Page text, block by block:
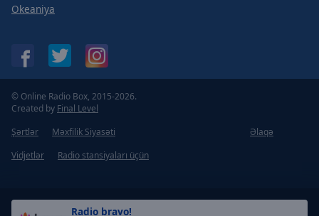
Radio bravo!
Okeaniya
© Online Radio Box, 2015-2026.
Created by Final Level
Şərtlər
Məxfilik Siyasəti
Əlaqə
Vidjetlər
Radio stansiyaları üçün